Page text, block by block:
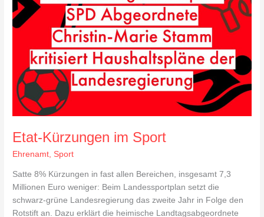
Etat-Kürzungen im Sport
Ehrenamt, Sport
Satte 8% Kürzungen in fast allen Bereichen, insgesamt 7,3
Millionen Euro weniger: Beim Landessportplan setzt die
schwarz-grüne Landesregierung das zweite Jahr in Folge den
Rotstift an. Dazu erklärt die heimische Landtagsabgeordnete